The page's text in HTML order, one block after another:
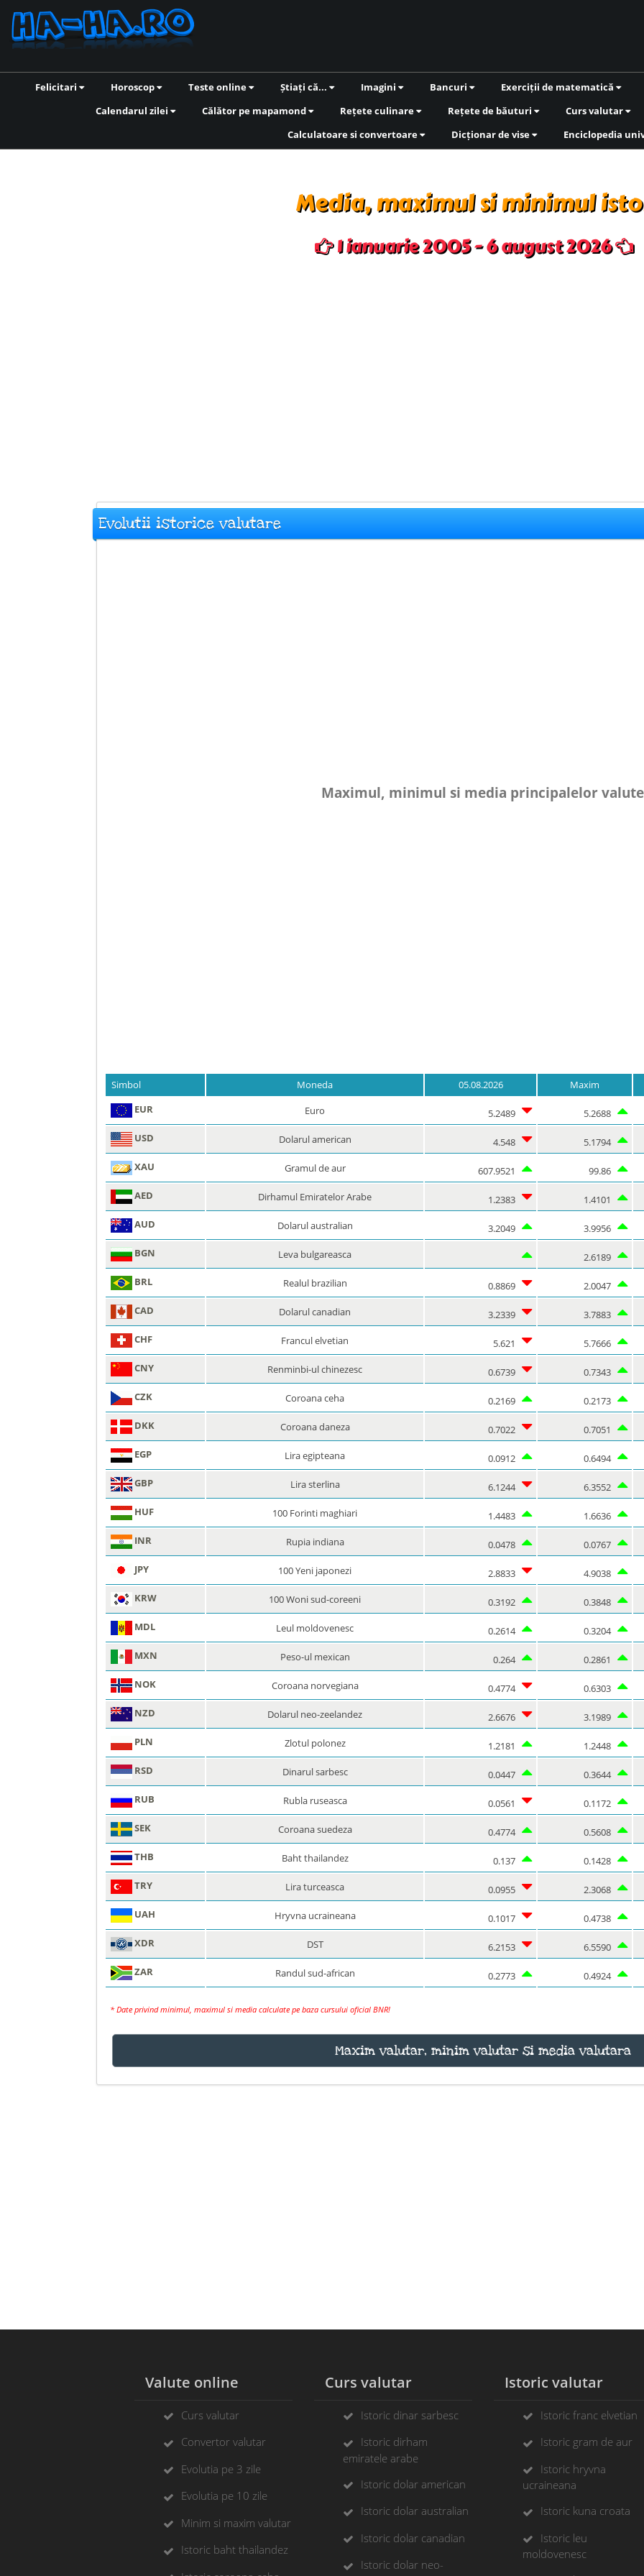
Felicitari Horoscop Teste online Știați că... Imagini Bancuri
Exerciții de matematică
Calendarul zilei
Călător pe mapamond Rețete culinare Rețete de băuturi
Curs valutar
Calculatoare si convertoare
Dicționar de vise Enciclopedia
Media, maximul si minimul
1 ianuarie 2005 - 6 august 2026
Evolutii istorice valutare
Maximul, minimul si media principalelor valute
Simbol Moneda 05.08.2026 Maxim
* Date privind minimul, maximul si media calculate pe baza cursului oficial BNR!
EUR Euro 5.2489 5.2688
USD Dolarul american 4.548 5.1794
XAU Gramul de aur 607.9521 99.86
AED Dirhamul Emiratelor Arabe 1.2383 1.4101
AUD Dolarul australian 3.2049 3.9956
BGN Leva bulgareasca 2.6189
BRL Realul brazilian 0.8869 2.0047
CAD Dolarul canadian 3.2339 3.7883
CHF Francul elvetian 5.621 5.7666
CNY Renminbi-ul chinezesc 0.6739 0.7343
CZK Coroana ceha 0.2169 0.2173
DKK Coroana daneza 0.7022 0.7051
EGP Lira egipteana 0.0912 0.6494
GBP Lira sterlina 6.1244 6.3552
HUF 100 Forinti maghiari 1.4483 1.6636
INR Rupia indiana 0.0478 0.0767
JPY 100 Yeni japonezi 2.8833 4.9038
KRW 100 Woni sud-coreeni 0.3192 0.3848
MDL Leul moldovenesc 0.2614 0.3204
MXN Peso-ul mexican 0.264 0.2861
NOK Coroana norvegiana 0.4774 0.6303
NZD Dolarul neo-zeelandez 2.6676 3.1989
PLN Zlotul polonez 1.2181 1.2448
RSD Dinarul sarbesc 0.0447 0.3644
RUB Rubla ruseasca 0.0561 0.1172
SEK Coroana suedeza 0.4774 0.5608
THB Baht thailandez 0.137 0.1428
TRY Lira turceasca 0.0955 2.3068
UAH Hryvna ucraineana 0.1017 0.4738
XDR DST 6.2153 6.5590
ZAR Randul sud-african 0.2773 0.4924
Maxim valutar, minim valutar si media valutara
Valute online
Curs valutar
Convertor valutar
Evolutia pe 3 zile
Evolutia pe 10 zile
Minim si maxim valutar
Istoric baht thailandez
Curs valutar
Istoric dinar sarbesc
Istoric dirham
emiratele arabe
Istoric dolar american
Istoric dolar australian
Istoric dolar canadian
Istoric dolar neo-
Istoric valutar
Istoric franc elvetian
Istoric gram de aur
Istoric hryvna
ucraineana
Istoric kuna croata
Istoric leu
moldovenesc